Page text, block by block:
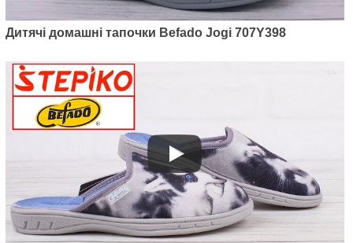
Артикул: 707X418
Дитячі текстильні капці Befado
Jogi 707X418
360грн.
Дитячі домашні тапочки Befado Jogi 707Y398